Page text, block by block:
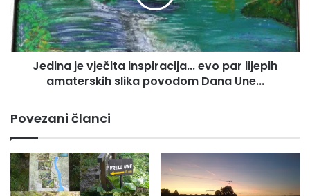
par
lijepih
amaterskih
slika
povodomJedina je vječita inspiracija... evo par lijepih
amaterskih slika povodom Dana Une...
Povezani članci